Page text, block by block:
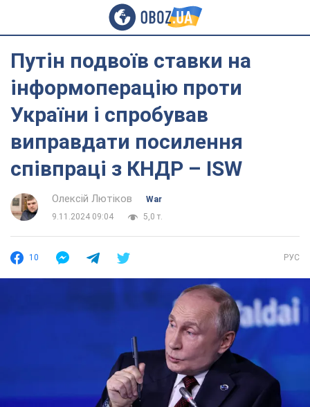
Путін подвоїв ставки на
інформоперацію проти
України і спробував
виправдати посилення
співпраці з КНДР – ISW
Олексій Лютіков
War
9.11.2024 09:04
5,0 т.
10 РУС